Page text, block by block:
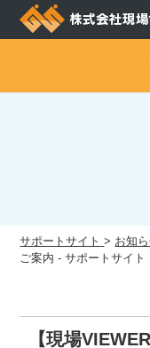
Skip
サポートサイト > お知
ご案内 - サポートサイト
【現場